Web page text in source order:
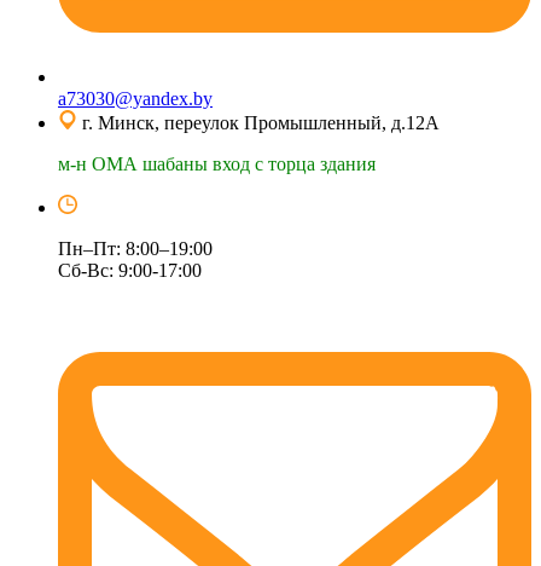
a73030@yandex.by
г. Минск, переулок Промышленный, д.12А
м-н ОМА шабаны вход с торца здания
Пн–Пт: 8:00–19:00
Сб-Вс: 9:00-17:00